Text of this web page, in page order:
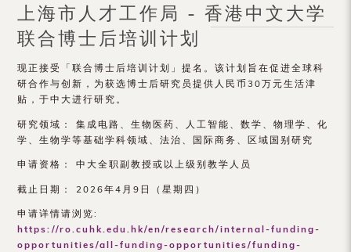
交
流
处
（内
地
及
地
区）
上海市人才工作局 - 香港中文大学
联合博士后培训计划
现正接受「联合博士后培训计划」提名。该计划旨在促进全球科
研合作与创新，为获选博士后研究员提供人民币30万元生活津
贴，于中大进行研究。
研究领域： 集成电路、生物医药、人工智能、数学、物理学、化
学、生物学等基础学科领域、法治、国际商务、区域国别研究
申请资格： 中大全职副教授或以上级别教学人员
截止日期： 2026年4月9日（星期四）
申请详情请浏览:
https://ro.cuhk.edu.hk/en/research/internal-funding-
opportunities/all-funding-opportunities/funding-